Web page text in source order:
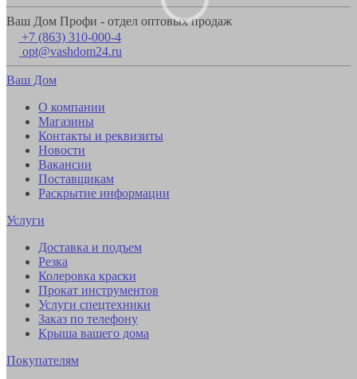
Ваш Дом Профи - отдел оптовых продаж
+7 (863) 310-000-4
opt@vashdom24.ru
Ваш Дом
О компании
Магазины
Контакты и реквизиты
Новости
Вакансии
Поставщикам
Раскрытие информации
Услуги
Доставка и подъем
Резка
Колеровка краски
Прокат инструментов
Услуги спецтехники
Заказ по телефону
Крыша вашего дома
Покупателям